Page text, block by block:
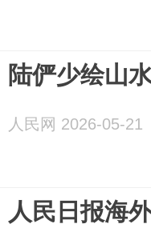
陆俨少绘山
人民网 2026-05-21
人民日报海